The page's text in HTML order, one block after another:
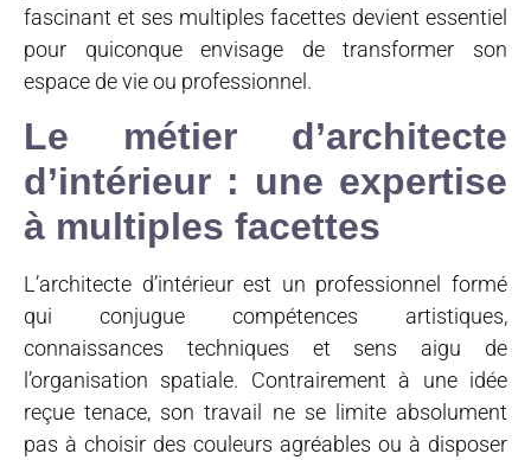
fascinant et ses multiples facettes devient essentiel
pour quiconque envisage de transformer son
espace de vie ou professionnel.
Le métier d’architecte
d’intérieur : une expertise
à multiples facettes
L’architecte d’intérieur est un professionnel formé
qui conjugue compétences artistiques,
connaissances techniques et sens aigu de
l’organisation spatiale. Contrairement à une idée
reçue tenace, son travail ne se limite absolument
pas à choisir des couleurs agréables ou à disposer